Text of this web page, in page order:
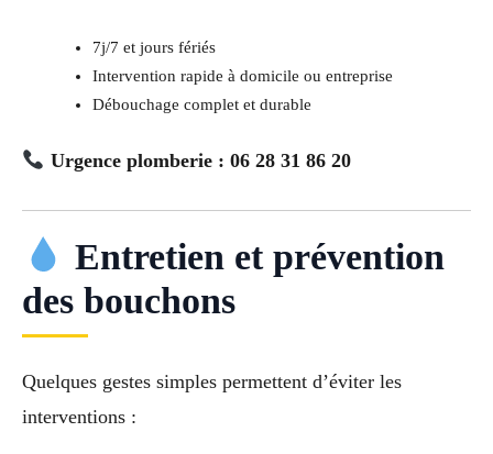
7j/7 et jours fériés
Intervention rapide à domicile ou entreprise
Débouchage complet et durable
Urgence plomberie : 06 28 31 86 20
Entretien et prévention
des bouchons
Quelques gestes simples permettent d’éviter les
interventions :